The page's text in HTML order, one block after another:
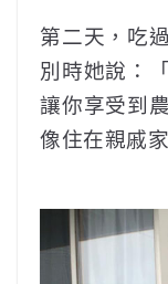
第二天，吃
別時她說：
讓你享受到
像住在親戚